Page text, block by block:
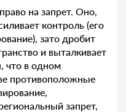
на запрет. Оно,
контроль (его
зато дробит
и выталкивает
что в одном
противоположные
запрет,